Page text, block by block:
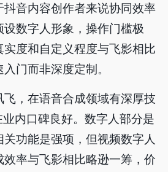
音内容创作者来说协同效率
数字人形象，操作门槛极
度和自定义程度与飞影相比
门而非深度定制。
飞，在语音合成领域有深厚技
内口碑良好。数字人部分是
功能是强项，但视频数字人
率与飞影相比略逊一筹，价